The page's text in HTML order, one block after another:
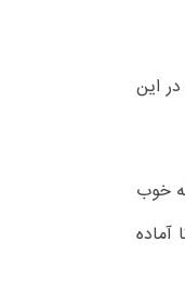
این
خوب